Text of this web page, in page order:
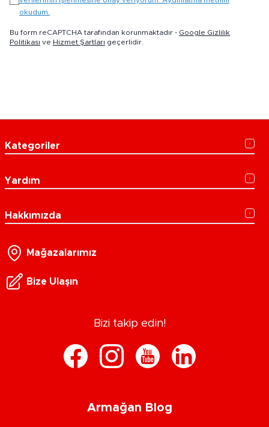
okudum.
Bu form reCAPTCHA tarafından korunmaktadır - Google Gizlilik
Politikası ve Hizmet Şartları geçerlidir.
Kategoriler
Yardım
Hakkımızda
Mağazalarımız
Bize Ulaşın
Bizi takip edin!
Armağan Blog